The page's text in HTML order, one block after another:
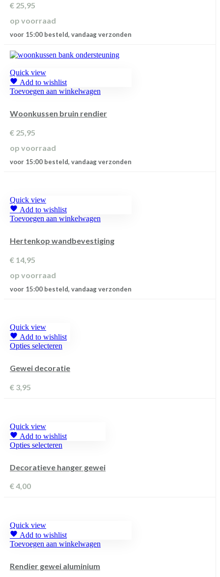
€ 25,95
op voorraad
voor 15:00 besteld, vandaag verzonden
Quick view
Add to wishlist
Toevoegen aan winkelwagen
Woonkussen bruin rendier
€ 25,95
op voorraad
voor 15:00 besteld, vandaag verzonden
Quick view
Add to wishlist
Toevoegen aan winkelwagen
Hertenkop wandbevestiging
€ 14,95
op voorraad
voor 15:00 besteld, vandaag verzonden
Quick view
Add to wishlist
Opties selecteren
meerdere
op
de
productpagina
Gewei decoratie
€ 3,95
Quick view
Add to wishlist
Opties selecteren
meerdere
op
de
productpagina
Decoratieve hanger gewei
€4,00
Quick view
Add to wishlist
Toevoegen aan winkelwagen
Rendier gewei aluminium